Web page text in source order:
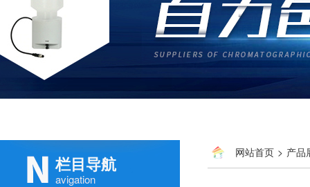
栏目导航
avigation
网站首页 > 产品